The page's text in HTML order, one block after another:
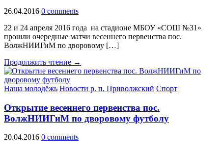
26.04.2016 0 comments
22 и 24 апреля 2016 года на стадионе МБОУ «СОШ №31»
прошли очередные матчи весеннего первенства пос.
ВолжНИИГиМ по дворовому […]
Продолжить чтение →
Наша молодёжь Новости р. п. Приволжский Спорт
Открытие весеннего первенства пос.
ВолжНИИГиМ по дворовому футболу
20.04.2016 0 comments